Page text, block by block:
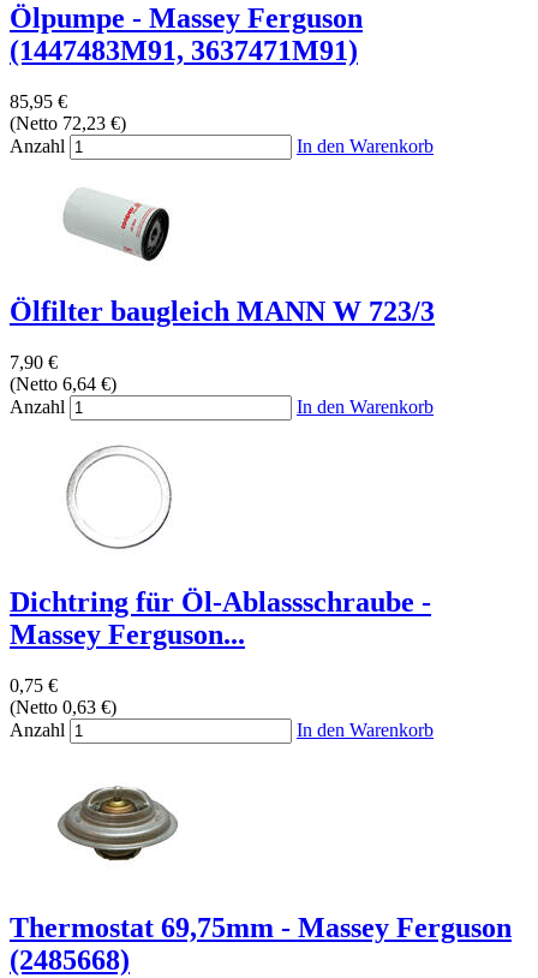
Ölpumpe - Massey Ferguson
(1447483M91, 3637471M91)
85,95 €
(Netto 72,23 €)
Anzahl
In den Warenkorb
Ölfilter baugleich MANN W 723/3
7,90 €
(Netto 6,64 €)
Anzahl
In den Warenkorb
Dichtring für Öl-Ablassschraube -
Massey Ferguson...
0,75 €
(Netto 0,63 €)
Anzahl
In den Warenkorb
Thermostat 69,75mm - Massey Ferguson
(2485668)